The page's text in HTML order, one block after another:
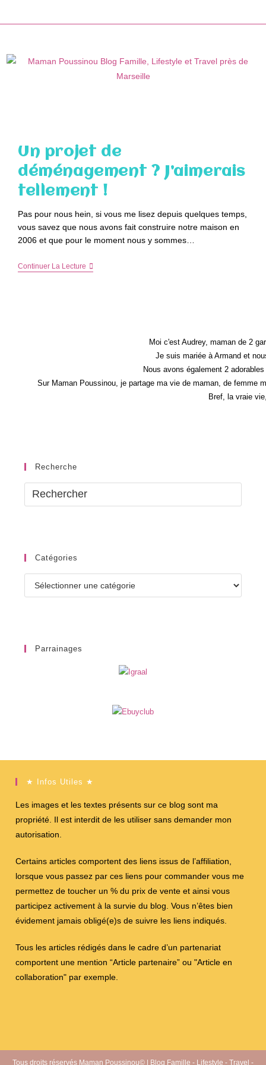
Un projet de
déménagement ? J’aimerais
tellement !
Pas pour nous hein, si vous me lisez depuis quelques temps,
vous savez que nous avons fait construire notre maison en
2006 et que pour le moment nous y sommes…
Continuer La LectureUn
Moi c'est Audrey, maman de 2
Je suis mariée à Armand et
Nous avons également 2
Sur Maman Poussinou, je partage ma vie de maman, de femme
Bref, la vraie
Recherche
Catégories
Parrainages
★ Infos Utiles ★
Les images et les textes présents sur ce blog sont ma
propriété. Il est interdit de les utiliser sans demander mon
autorisation.
Certains articles comportent des liens issus de l’affiliation,
lorsque vous passez par ces liens pour commander vous me
permettez de toucher un % du prix de vente et ainsi vous
participez activement à la survie du blog. Vous n’êtes bien
évidement jamais obligé(e)s de suivre les liens indiqués.
Tous les articles rédigés dans le cadre d’un partenariat
comportent une mention “Article partenaire” ou "Article en
collaboration" par exemple.
Tous droits réservés Maman Poussinou© | Blog Famille - Lifestyle - Travel -